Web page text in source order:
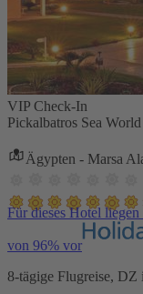
VIP Check-In
Pickalbatros Sea
Ägypten - Marsa
Für dieses Hotel
von 96% vor
8-tägige Flugreise,